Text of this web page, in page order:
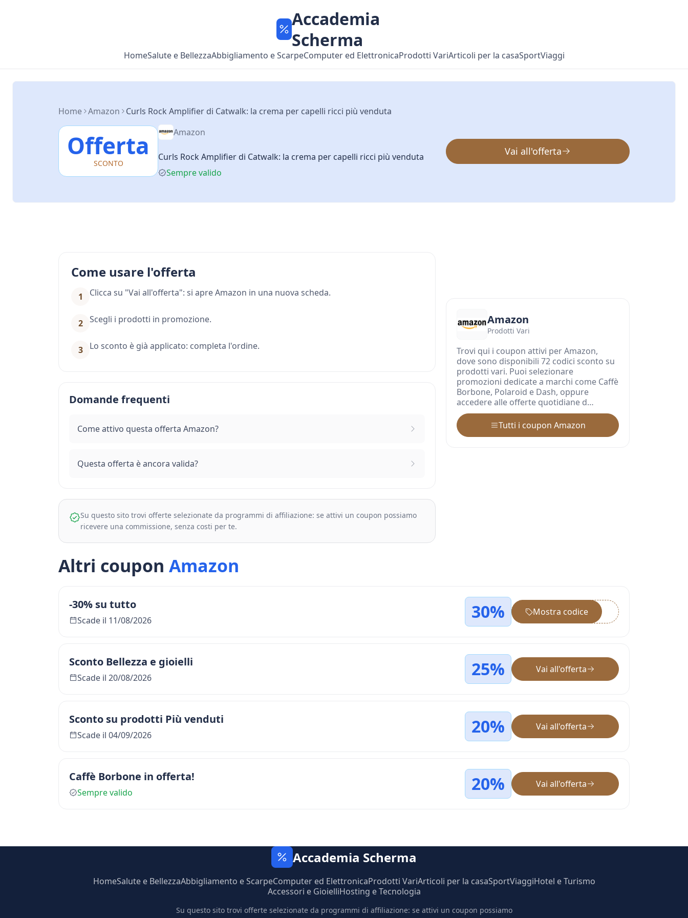
Accademia
Scherma
HomeSalute e BellezzaAbbigliamento e ScarpeComputer ed ElettronicaProdotti VariArticoli per la casaSportViaggi
Home Amazon Curls Rock Amplifier di Catwalk: la crema per capelli ricci più venduta
Offerta
SCONTO
Amazon
Curls Rock Amplifier di Catwalk: la crema per capelli ricci più venduta
Sempre valido
Vai all'offerta
Come usare l'offerta
1 Clicca su "Vai all'offerta": si apre Amazon in una nuova scheda.
2 Scegli i prodotti in promozione.
3 Lo sconto è già applicato: completa l'ordine.
Domande frequenti
Come attivo questa offerta Amazon?
Questa offerta è ancora valida?
Su questo sito trovi offerte selezionate da programmi di affiliazione: se attivi un coupon possiamo
ricevere una commissione, senza costi per te.
Amazon
Prodotti Vari
Trovi qui i coupon attivi per Amazon,
dove sono disponibili 72 codici sconto su
prodotti vari. Puoi selezionare
promozioni dedicate a marchi come Caffè
Borbone, Polaroid e Dash, oppure
accedere alle offerte quotidiane d…
Tutti i coupon Amazon
Altri coupon Amazon
-30% su tutto
Scade il 11/08/2026 30% ••••••
Mostra codice
Sconto Bellezza e gioielli
Scade il 20/08/2026 25% Vai all'offerta
Sconto su prodotti Più venduti
Scade il 04/09/2026 20% Vai all'offerta
Caffè Borbone in offerta!
Sempre valido 20% Vai all'offerta
Accademia Scherma
HomeSalute e BellezzaAbbigliamento e ScarpeComputer ed ElettronicaProdotti VariArticoli per la casaSportViaggiHotel e Turismo
Accessori e GioielliHosting e Tecnologia
Su questo sito trovi offerte selezionate da programmi di affiliazione: se attivi un coupon possiamo